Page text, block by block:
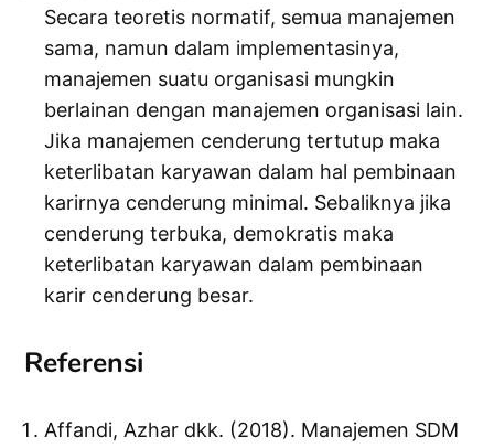
Secara teoretis normatif, semua manajemen
sama, namun dalam implementasinya,
manajemen suatu organisasi mungkin
berlainan dengan manajemen organisasi lain.
Jika manajemen cenderung tertutup maka
keterlibatan karyawan dalam hal pembinaan
karirnya cenderung minimal. Sebaliknya jika
cenderung terbuka, demokratis maka
keterlibatan karyawan dalam pembinaan
karir cenderung besar.
Referensi
Affandi, Azhar dkk. (2018). Manajemen SDM